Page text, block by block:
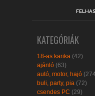
KATEGÓRIÁK
18-as karika (42)
ajánló (63)
autó, motor, hajó
buli, party, pia (72)
csendes PC (29)